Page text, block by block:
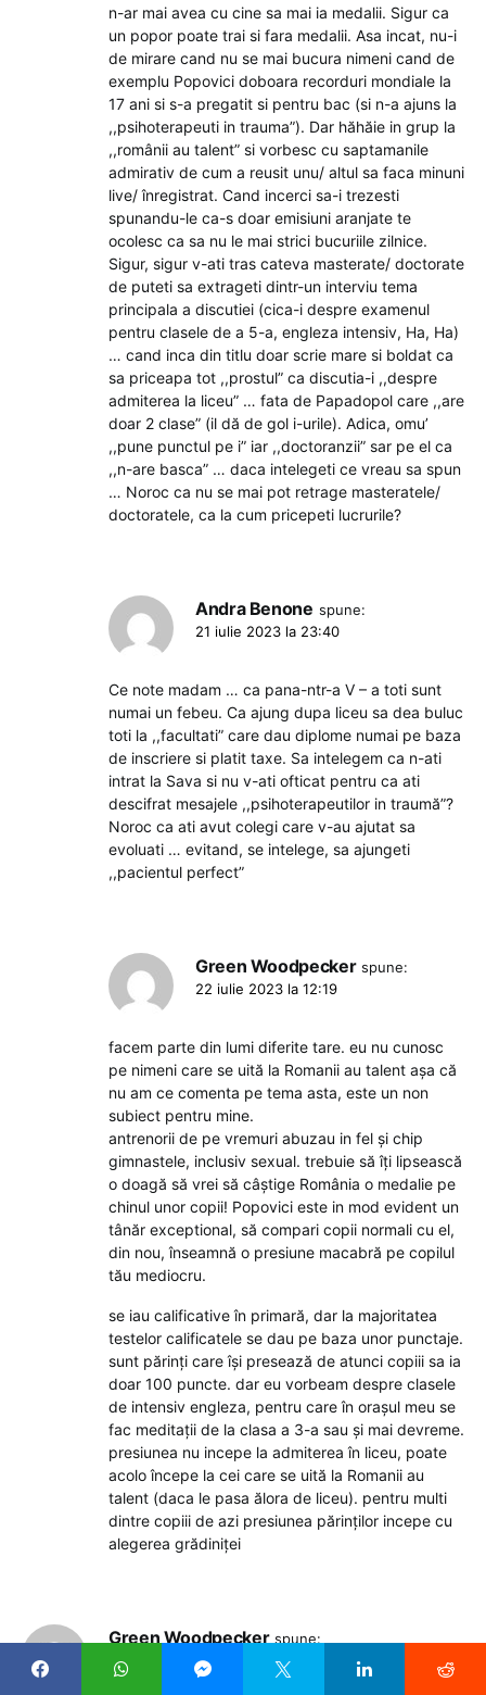
n-ar mai avea cu cine sa mai ia medalii. Sigur ca
un popor poate trai si fara medalii. Asa incat, nu-i
de mirare cand nu se mai bucura nimeni cand de
exemplu Popovici doboara recorduri mondiale la
17 ani si s-a pregatit si pentru bac (si n-a ajuns la
,,psihoterapeuti in trauma”). Dar hăhăie in grup la
,,românii au talent” si vorbesc cu saptamanile
admirativ de cum a reusit unu/ altul sa faca minuni
live/ înregistrat. Cand incerci sa-i trezesti
spunandu-le ca-s doar emisiuni aranjate te
ocolesc ca sa nu le mai strici bucuriile zilnice.
Sigur, sigur v-ati tras cateva masterate/ doctorate
de puteti sa extrageti dintr-un interviu tema
principala a discutiei (cica-i despre examenul
pentru clasele de a 5-a, engleza intensiv, Ha, Ha)
… cand inca din titlu doar scrie mare si boldat ca
sa priceapa tot ,,prostul” ca discutia-i ,,despre
admiterea la liceu” … fata de Papadopol care ,,are
doar 2 clase” (il dă de gol i-urile). Adica, omu’
,,pune punctul pe i” iar ,,doctoranzii” sar pe el ca
,,n-are basca” … daca intelegeti ce vreau sa spun
… Noroc ca nu se mai pot retrage masteratele/
doctoratele, ca la cum pricepeti lucrurile?
Andra Benone spune:
21 iulie 2023 la 23:40
Ce note madam … ca pana-ntr-a V – a toti sunt
numai un febeu. Ca ajung dupa liceu sa dea buluc
toti la ,,facultati” care dau diplome numai pe baza
de inscriere si platit taxe. Sa intelegem ca n-ati
intrat la Sava si nu v-ati ofticat pentru ca ati
descifrat mesajele ,,psihoterapeutilor in traumă”?
Noroc ca ati avut colegi care v-au ajutat sa
evoluati … evitand, se intelege, sa ajungeti
,,pacientul perfect”
Green Woodpecker spune:
22 iulie 2023 la 12:19
facem parte din lumi diferite tare. eu nu cunosc
pe nimeni care se uită la Romanii au talent așa că
nu am ce comenta pe tema asta, este un non
subiect pentru mine.
antrenorii de pe vremuri abuzau in fel și chip
gimnastele, inclusiv sexual. trebuie să îți lipsească
o doagă să vrei să câștige România o medalie pe
chinul unor copii! Popovici este in mod evident un
tânăr exceptional, să compari copii normali cu el,
din nou, înseamnă o presiune macabră pe copilul
tău mediocru.
se iau calificative în primară, dar la majoritatea
testelor calificatele se dau pe baza unor punctaje.
sunt părinți care își presează de atunci copiii sa ia
doar 100 puncte. dar eu vorbeam despre clasele
de intensiv engleza, pentru care în orașul meu se
fac meditații de la clasa a 3-a sau și mai devreme.
presiunea nu incepe la admiterea în liceu, poate
acolo începe la cei care se uită la Romanii au
talent (daca le pasa ălora de liceu). pentru multi
dintre copiii de azi presiunea părinților incepe cu
alegerea grădiniței
Green Woodpecker spune:
19 iulie 2023 la 13:12